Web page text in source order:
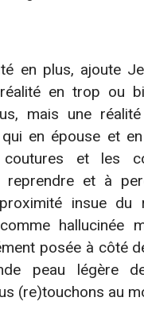
en plus, ajoute
en trop ou
mais une
qui en épouse et
et les
reprendre et à
insue du
hallucinée
posée à côté
peau légère
(re)touchons au